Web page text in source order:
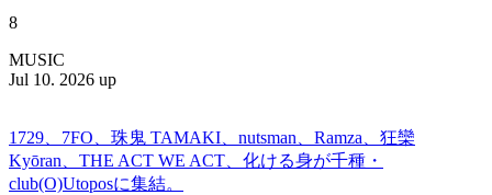
8
MUSIC
Jul 10. 2026 up
1729、7FO、珠鬼 TAMAKI、nutsman、Ramza、狂欒
Kyōran、THE ACT WE ACT、化ける身が千種・
club(O)Utoposに集結。